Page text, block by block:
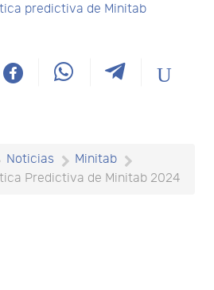
predictiva de Minitab
Noticias
Minitab
Predictiva de Minitab 2024